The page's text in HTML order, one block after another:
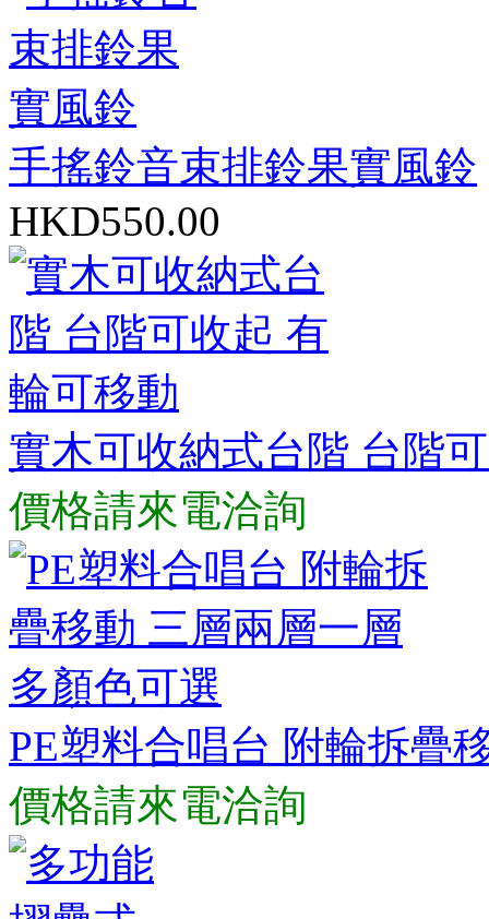
手搖鈴音束排鈴果實風鈴
HKD550.00
實木可收納式台階 台階
價格請來電洽詢
PE塑料合唱台 附輪拆疊
價格請來電洽詢